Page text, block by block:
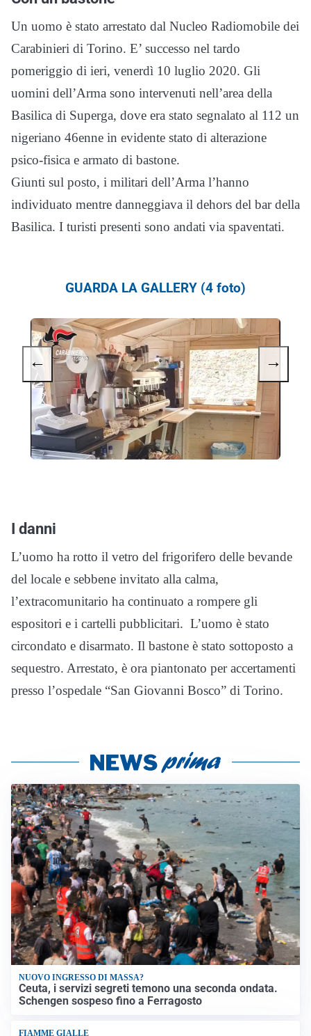
Un uomo è stato arrestato dal Nucleo Radiomobile dei
Carabinieri di Torino. E’ successo nel tardo
pomeriggio di ieri, venerdì 10 luglio 2020. Gli
uomini dell’Arma sono intervenuti nell’area della
Basilica di Superga, dove era stato segnalato al 112 un
nigeriano 46enne in evidente stato di alterazione
psico-fisica e armato di bastone.
Giunti sul posto, i militari dell’Arma l’hanno
individuato mentre danneggiava il dehors del bar della
Basilica. I turisti presenti sono andati via spaventati.
GUARDA LA GALLERY (4 foto)
← →
I danni
L’uomo ha rotto il vetro del frigorifero delle bevande
del locale e sebbene invitato alla calma,
l’extracomunitario ha continuato a rompere gli
espositori e i cartelli pubblicitari. L’uomo è stato
circondato e disarmato. Il bastone è stato sottoposto a
sequestro. Arrestato, è ora piantonato per accertamenti
presso l’ospedale “San Giovanni Bosco” di Torino.
NUOVO INGRESSO DI MASSA?
Ceuta, i servizi segreti temono una seconda ondata.
Schengen sospeso fino a Ferragosto
FIAMME GIALLE